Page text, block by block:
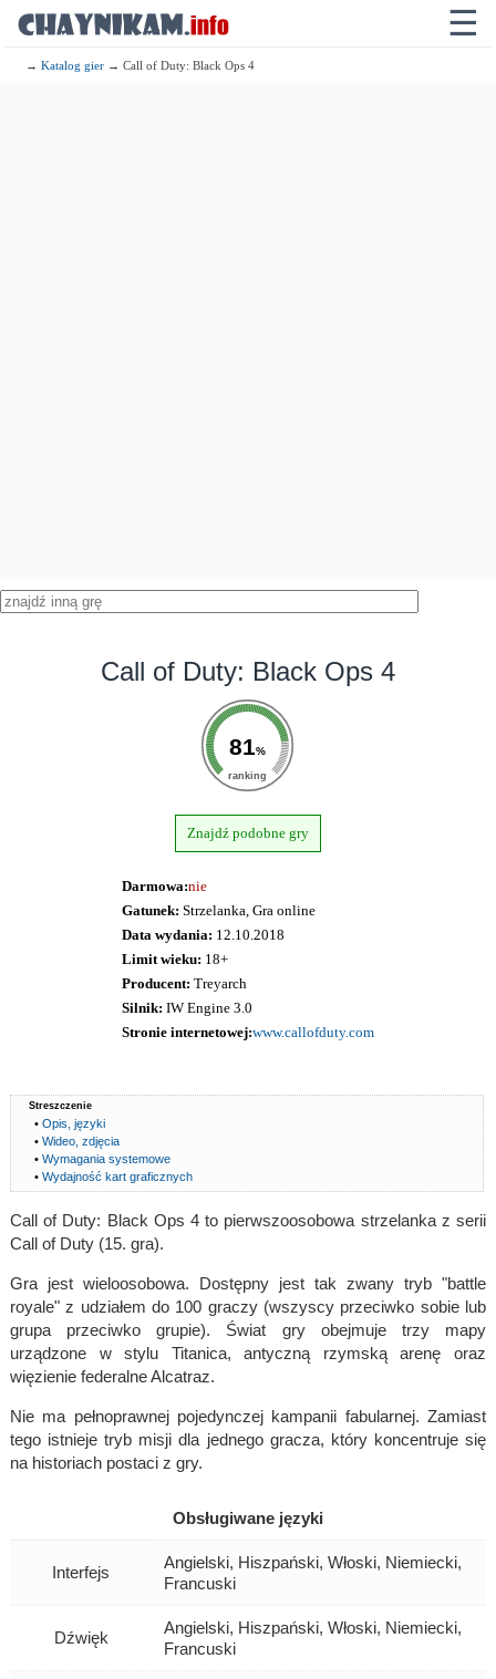
☰
→Katalog gier → Call of Duty: Black Ops 4
Call of Duty: Black Ops 4
81%
ranking
Znajdź podobne gry
Darmowa:nie
Gatunek: Strzelanka, Gra online
Data wydania: 12.10.2018
Limit wieku: 18+
Producent: Treyarch
Silnik: IW Engine 3.0
Stronie internetowej:www.callofduty.com
Streszczenie
•Opis, języki
•Wideo, zdjęcia
•Wymagania systemowe
•Wydajność kart graficznych
Call of Duty: Black Ops 4 to pierwszoosobowa strzelanka z serii
Call of Duty (15. gra).
Gra jest wieloosobowa. Dostępny jest tak zwany tryb "battle
royale" z udziałem do 100 graczy (wszyscy przeciwko sobie lub
grupa przeciwko grupie). Świat gry obejmuje trzy mapy
urządzone w stylu Titanica, antyczną rzymską arenę oraz
więzienie federalne Alcatraz.
Nie ma pełnoprawnej pojedynczej kampanii fabularnej. Zamiast
tego istnieje tryb misji dla jednego gracza, który koncentruje się
na historiach postaci z gry.
Obsługiwane języki
Interfejs
Angielski, Hiszpański, Włoski, Niemiecki,
Francuski
Dźwięk
Angielski, Hiszpański, Włoski, Niemiecki,
Francuski